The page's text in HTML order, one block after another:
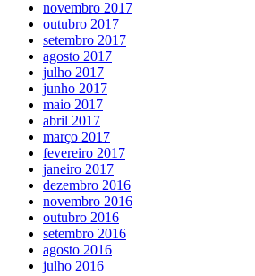
novembro 2017
outubro 2017
setembro 2017
agosto 2017
julho 2017
junho 2017
maio 2017
abril 2017
março 2017
fevereiro 2017
janeiro 2017
dezembro 2016
novembro 2016
outubro 2016
setembro 2016
agosto 2016
julho 2016